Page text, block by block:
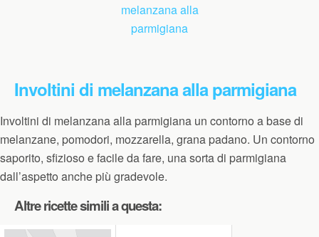
Involtini di melanzana alla parmigiana
Involtini di melanzana alla parmigiana un contorno a base di
melanzane, pomodori, mozzarella, grana padano. Un contorno
saporito, sfizioso e facile da fare, una sorta di parmigiana
dall’aspetto anche più gradevole.
Altre ricette simili a questa: